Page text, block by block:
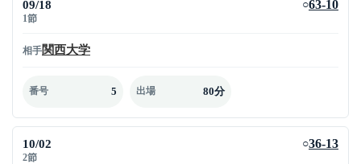
09/18
1節
○63-10
相手関西大学
番号 5 出場 80分
10/02
2節
○36-13